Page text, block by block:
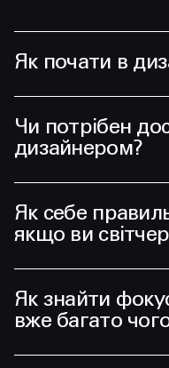
Як почати в
Чи потрібен
дизайнером?
Як себе
якщо ви
Як знайти
вже багато